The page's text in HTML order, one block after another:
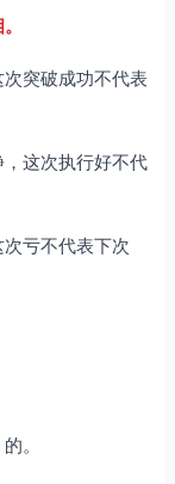
突破成功不代表
这次执行好不代
亏不代表下次
。